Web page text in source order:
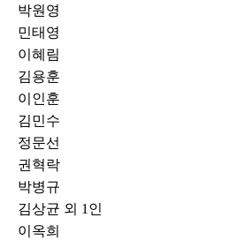
박원영
민태영
이혜림
김용훈
이인훈
김민수
정문선
권혁락
박병규
김상균 외 1인
이옥희